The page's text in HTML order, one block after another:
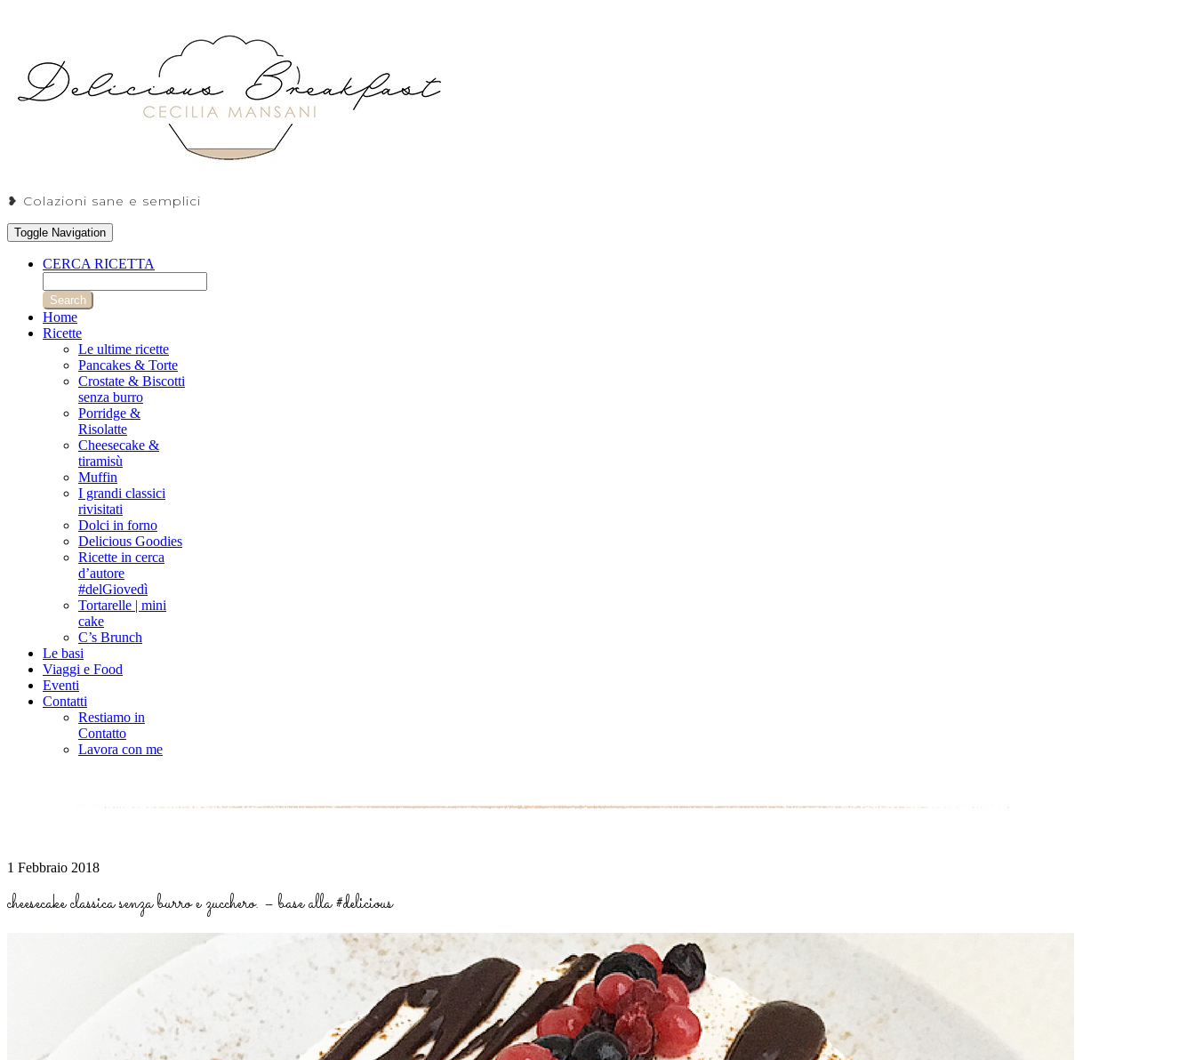
❥ Colazioni sane e semplici
Toggle Navigation
CERCA RICETTA
Search
Home
Ricette
Le ultime ricette
Pancakes & Torte
Crostate & Biscotti
senza burro
Porridge &
Risolatte
Cheesecake &
tiramisù
Muffin
I grandi classici
rivisitati
Dolci in forno
Delicious Goodies
Ricette in cerca
d’autore
#delGiovedì
Tortarelle | mini
cake
C’s Brunch
Le basi
Viaggi e Food
Eventi
Contatti
Restiamo in
Contatto
Lavora con me
1 Febbraio 2018
cheesecake classica senza burro e zucchero. – base alla #delicious